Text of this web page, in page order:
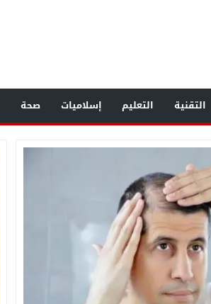
التقنية التعليم إسلاميات صحة